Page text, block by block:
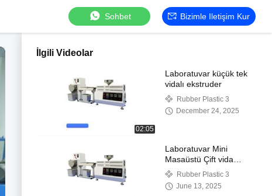
Sohbet Bizimle Iletişim Kur
İlgili Videolar
02:05
Laboratuvar küçük tek
vidalı ekstruder
Rubber Plastic 3
December 24, 2025
Laboratuvar Mini
Masaüstü Çift vida
Ekstrüzer Çift vida
Laboratuvar Ekstrüzyon
Pelletizer
Rubber Plastic 3
June 13, 2025